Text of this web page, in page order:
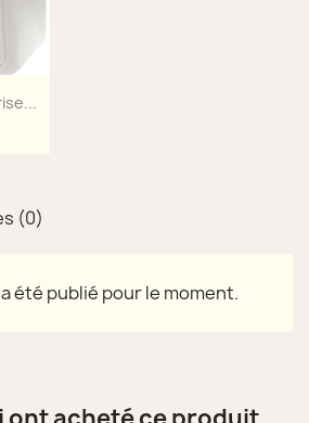
(0)
été publié pour le moment.